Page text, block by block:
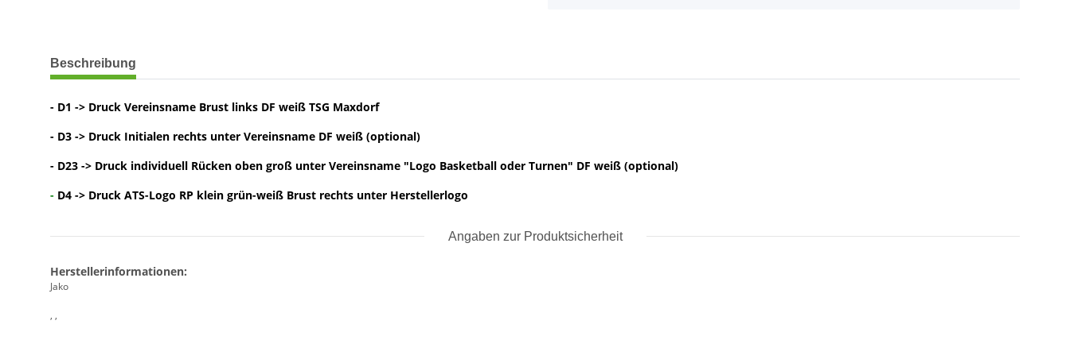
weitere Registerkarten anzeigen
Beschreibung
- D1 -> Druck Vereinsname Brust links DF weiß TSG Maxdorf
- D3 -> Druck Initialen rechts unter Vereinsname DF weiß (optional)
- D23 -> Druck individuell Rücken oben groß unter Vereinsname "Logo Basketball oder Turnen" DF weiß (optional)
- D4 -> Druck ATS-Logo RP klein grün-weiß Brust rechts unter Herstellerlogo
Angaben zur Produktsicherheit
Herstellerinformationen:
Jako
, ,